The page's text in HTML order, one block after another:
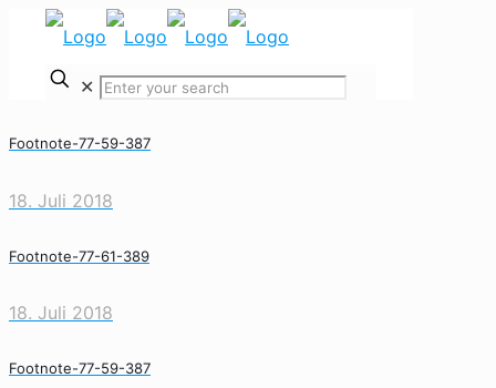
✕
Footnote-77-59-387
18. Juli 2018
Footnote-77-61-389
18. Juli 2018
Footnote-77-59-387